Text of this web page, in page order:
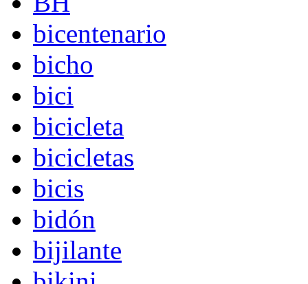
bicentenario
bicho
bici
bicicleta
bicicletas
bicis
bidón
bijilante